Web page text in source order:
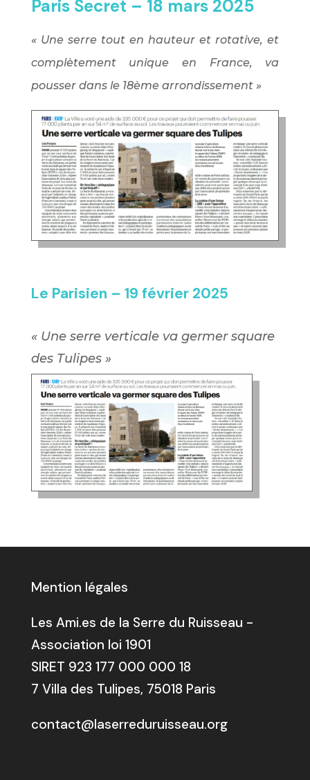
Paris Secret – 18 mars 2025
«Une serre tout en hauteur et rotative, et
complètement unique en France, va
pousser dans le 18ème arrondissement »
Le Parisien – 19 février 2025
«Une serre verticale va germer square
des Tulipes »
Mention légales
Les Ami.es de la Serre du Ruisseau -
Association loi 1901
SIRET 923 177 000 000 18
7 Villa des Tulipes, 75018 Paris
contact@laserreduruisseau.org